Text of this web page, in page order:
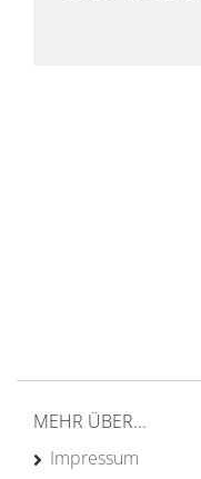
MEHR ÜBER...
Impressum